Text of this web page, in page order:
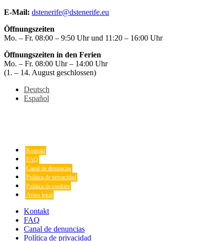
E-Mail: dstenerife@dstenerife.eu
Öffnungszeiten
Mo. – Fr. 08:00 – 9:50 Uhr und 11:20 – 16:00 Uhr
Öffnungszeiten in den Ferien
Mo. – Fr. 08:00 Uhr – 14:00 Uhr
(1. – 14. August geschlossen)
Deutsch
Español
Kontakt
FAQ
Canal de denuncias
Política de privacidad
Política de cookies
Aviso legal
Kontakt
FAQ
Canal de denuncias
Política de privacidad